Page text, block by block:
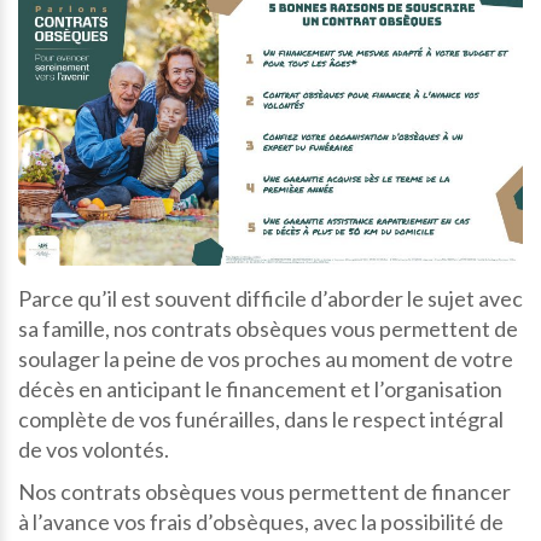
Parce qu’il est souvent difficile d’aborder le sujet avec
sa famille, nos contrats obsèques vous permettent de
soulager la peine de vos proches au moment de votre
décès en anticipant le financement et l’organisation
complète de vos funérailles, dans le respect intégral
de vos volontés.
Nos contrats obsèques vous permettent de financer
à l’avance vos frais d’obsèques, avec la possibilité de